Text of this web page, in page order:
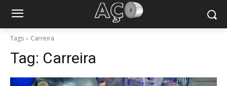
Tags Carreira
Tag: Carreira